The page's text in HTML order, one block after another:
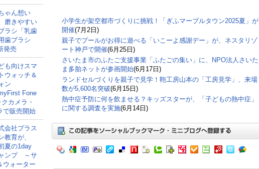
ゃん想い
磨きやすい
ラシ「乳歯
歯ブラシ
発売
も向けスマ
ウォッチ＆
ン
Fone
カメラ・
で販売開始
会社プラス
教育が、
夏の1day
ンプ ～サ
ウォーター
小学生が架空都市づくりに挑戦！「ぎふマーブルタウン2025夏」が
開催(7月2日)
親子でプールがお得に遊べる「いこーよ感謝デー」が、ネスタリゾ
ート神戸で開催(6月25日)
さいたま市のふたご支援事業「ふたごの集い」に、NPO法人さいた
ま多胎ネットが参画開始(6月17日)
ランドセルづくりを親子で見学！鞄工房山本の「工房見学」、来場
数が5,600名突破(6月15日)
熱中症予防に何を飲ませる？キッズスターが、「子どもの熱中症」
に関する調査を実施(6月14日)